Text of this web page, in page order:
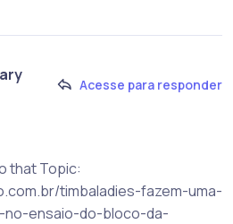
Acesse para responder
that Topic:
timbaladies-fazem-uma-
ensaio-do-bloco-da-